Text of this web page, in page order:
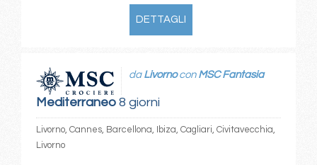
DETTAGLI
Mediterraneo8 giorni
da Livornocon MSC Fantasia
Livorno, Cannes, Barcellona, Ibiza, Cagliari, Civitavecchia,
Livorno